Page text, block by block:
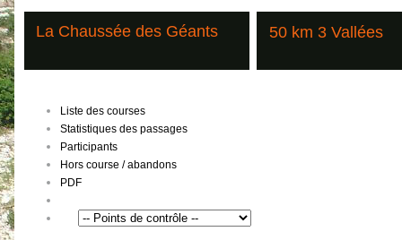
La Chaussée des Géants 50 km 3 Vallées
Liste des courses
Statistiques des passages
Participants
Hors course / abandons
PDF